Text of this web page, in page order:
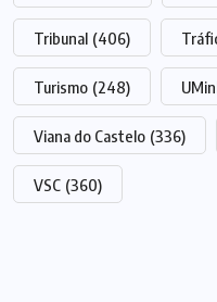
Tribunal (406)
Turismo (248)
Viana do Castelo (336)
VSC (360)